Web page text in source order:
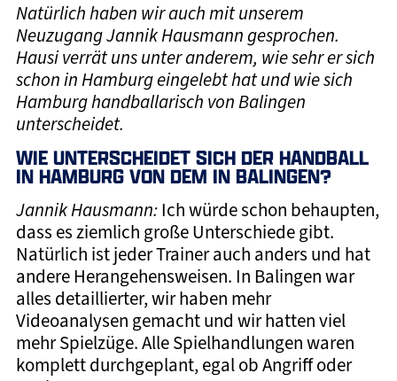
Natürlich haben wir auch mit unserem
Neuzugang Jannik Hausmann gesprochen.
Hausi verrät uns unter anderem, wie sehr er sich
schon in Hamburg eingelebt hat und wie sich
Hamburg handballarisch von Balingen
unterscheidet.
WIE UNTERSCHEIDET SICH DER HANDBALL
IN HAMBURG VON DEM IN BALINGEN?
Jannik Hausmann:Ich würde schon behaupten,
dass es ziemlich große Unterschiede gibt.
Natürlich ist jeder Trainer auch anders und hat
andere Herangehensweisen. In Balingen war
alles detaillierter, wir haben mehr
Videoanalysen gemacht und wir hatten viel
mehr Spielzüge. Alle Spielhandlungen waren
komplett durchgeplant, egal ob Angriff oder